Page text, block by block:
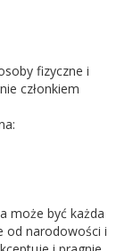
fizyczne i
członkiem
może być każda
od narodowości i